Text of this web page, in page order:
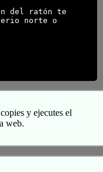
del ratón te
norte o
y ejecutes el
web.